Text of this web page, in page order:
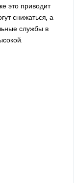
это приводит
снижаться, а
службы в